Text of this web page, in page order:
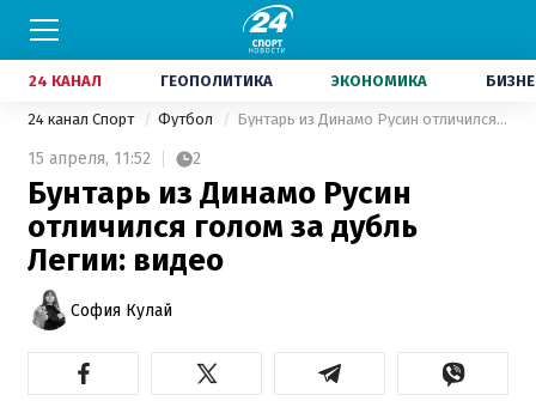
24 КАНАЛ ГЕОПОЛИТИКА ЭКОНОМИКА
24 канал Спорт Футбол Бунтарь из Динамо Русин отличился голом за дубль Легии: видео
15 апреля, 11:52 2
Бунтарь из Динамо Русин
отличился голом за дубль
Легии: видео
София Кулай